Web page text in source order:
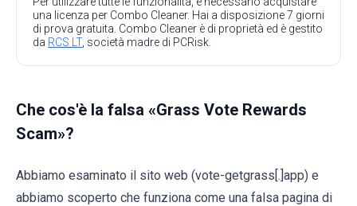
una licenza per Combo Cleaner. Hai a disposizione 7 giorni
di prova gratuita. Combo Cleaner è di proprietà ed è gestito
da RCS LT, società madre di PCRisk.
Che cos'è la falsa «Grass Vote Rewards
Scam»?
Abbiamo esaminato il sito web (vote-getgrass[.]app) e
abbiamo scoperto che funziona come una falsa pagina di